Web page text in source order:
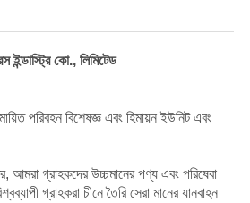
ইন্ডাস্ট্রি কো., লিমিটেড
পরিবহন বিশেষজ্ঞ এবং হিমায়ন ইউনিট এবং
আমরা গ্রাহকদের উচ্চমানের পণ্য এবং পরিষেবা
গ্রাহকরা চীনে তৈরি সেরা মানের যানবাহন